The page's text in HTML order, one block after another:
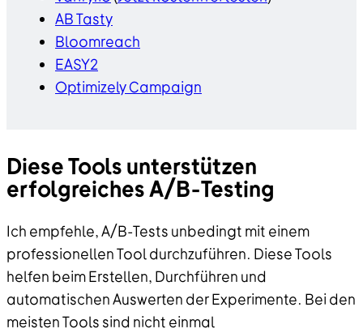
AB Tasty
Bloomreach
EASY2
Optimizely Campaign
Diese Tools unterstützen
erfolgreiches A/B-Testing
Ich empfehle, A/B-Tests unbedingt mit einem
professionellen Tooldurchzuführen. Diese Tools
helfen beim Erstellen, Durchführen und
automatischen Auswerten der Experimente. Bei den
meisten Tools sind nicht einmal